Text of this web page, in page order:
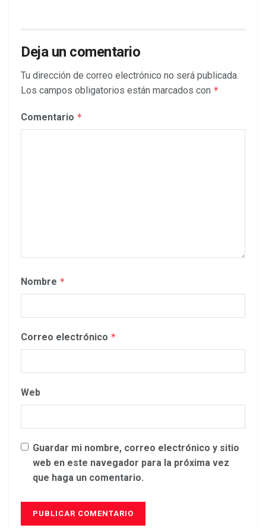
Deja un comentario
Tu dirección de correo electrónico no será publicada.
Los campos obligatorios están marcados con *
Comentario *
Nombre *
Correo electrónico *
Web
Guardar mi nombre, correo electrónico y sitio
web en este navegador para la próxima vez
que haga un comentario.